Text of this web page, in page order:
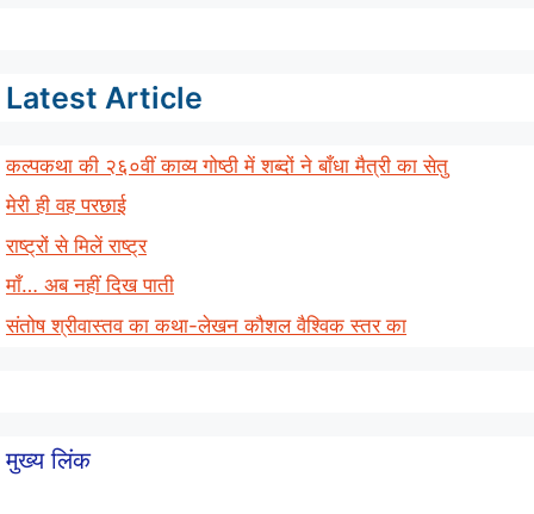
Latest Article
कल्पकथा की २६०वीं काव्य गोष्ठी में शब्दों ने बाँधा मैत्री का सेतु
मेरी ही वह परछाई
राष्ट्रों से मिलें राष्ट्र
माँ… अब नहीं दिख पाती
संतोष श्रीवास्तव का कथा-लेखन कौशल वैश्विक स्तर का
मुख्य लिंक